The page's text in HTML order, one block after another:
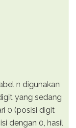
n digunakan
yang sedang
0 (posisi digit
dengan 0, hasil